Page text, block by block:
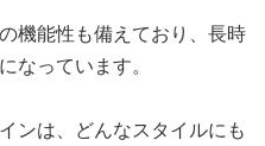
機能性も備えており、長時
なっています。
ンは、どんなスタイルにも